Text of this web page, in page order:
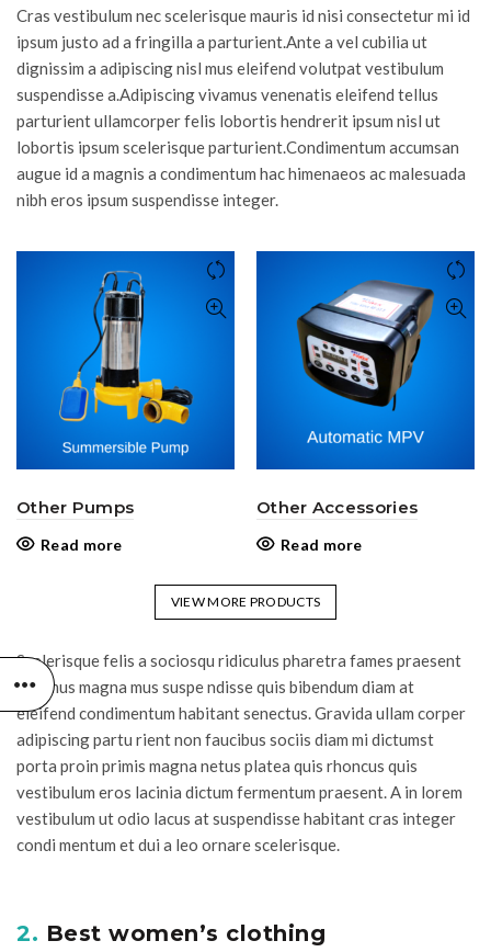
Cras vestibulum nec scelerisque mauris id nisi consectetur mi id
ipsum justo ad a fringilla a parturient.Ante a vel cubilia ut
dignissim a adipiscing nisl mus eleifend volutpat vestibulum
suspendisse a.Adipiscing vivamus venenatis eleifend tellus
parturient ullamcorper felis lobortis hendrerit ipsum nisl ut
lobortis ipsum scelerisque parturient.Condimentum accumsan
augue id a magnis a condimentum hac himenaeos ac malesuada
nibh eros ipsum suspendisse integer.
Other Pumps
Read more
Other Accessories
Read more
VIEW MORE PRODUCTS
Scelerisque felis a sociosqu ridiculus pharetra fames praesent
vivamus magna mus suspe ndisse quis bibendum diam at
eleifend condimentum habitant senectus. Gravida ullam corper
adipiscing partu rient non faucibus sociis diam mi dictumst
porta proin primis magna netus platea quis rhoncus quis
vestibulum eros lacinia dictum fermentum praesent. A in lorem
vestibulum ut odio lacus at suspendisse habitant cras integer
condi mentum et dui a leo ornare scelerisque.
2. Best women’s clothing